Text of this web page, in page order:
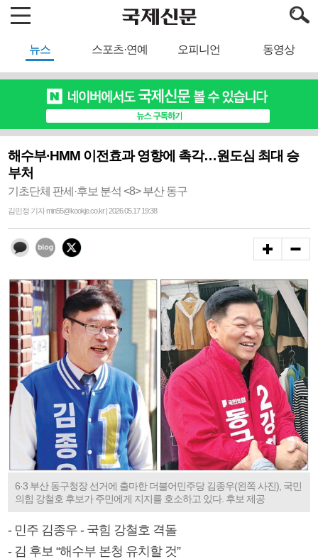
뉴스 스포츠·연예 오피니언 동영상
해수부·HMM 이전효과 영향에 촉각…원도심 최대 승
부처
기초단체 판세·후보 분석 <8> 부산 동구
김민정 기자 min55@kookje.co.kr | 2026.05.17 19:38
6·3 부산 동구청장 선거에 출마한 더불어민주당 김종우(왼쪽 사진), 국민
의힘 강철호 후보가 주민에게 지지를 호소하고 있다. 후보 제공
- 민주 김종우 - 국힘 강철호 격돌
- 김 후보 “해수부 본청 유치할 것”